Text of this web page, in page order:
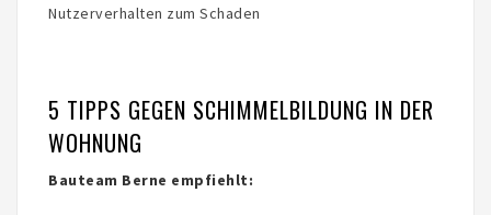
Nutzerverhalten zum Schaden
5 TIPPS GEGEN SCHIMMELBILDUNG IN DER
WOHNUNG
Bauteam Berne empfiehlt: